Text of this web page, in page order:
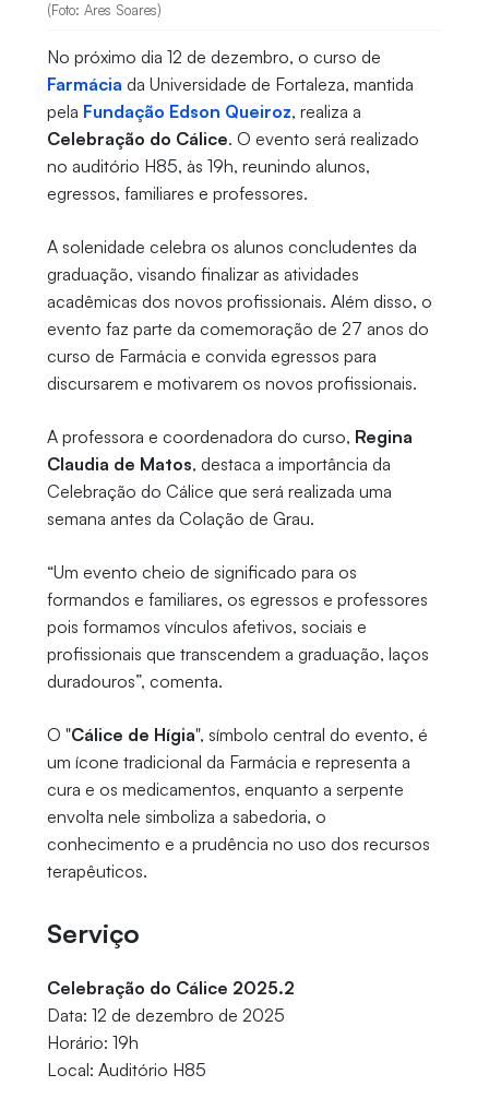
(Foto: Ares Soares)
No próximo dia 12 de dezembro, o curso de
Farmácia da Universidade de Fortaleza, mantida
pela Fundação Edson Queiroz, realiza a
Celebração do Cálice. O evento será realizado
no auditório H85, às 19h, reunindo alunos,
egressos, familiares e professores.
A solenidade celebra os alunos concludentes da
graduação, visando finalizar as atividades
acadêmicas dos novos profissionais. Além disso, o
evento faz parte da comemoração de 27 anos do
curso de Farmácia e convida egressos para
discursarem e motivarem os novos profissionais.
A professora e coordenadora do curso, Regina
Claudia de Matos, destaca a importância da
Celebração do Cálice que será realizada uma
semana antes da Colação de Grau.
“Um evento cheio de significado para os
formandos e familiares, os egressos e professores
pois formamos vínculos afetivos, sociais e
profissionais que transcendem a graduação, laços
duradouros”, comenta.
O "Cálice de Hígia", símbolo central do evento, é
um ícone tradicional da Farmácia e representa a
cura e os medicamentos, enquanto a serpente
envolta nele simboliza a sabedoria, o
conhecimento e a prudência no uso dos recursos
terapêuticos.
Serviço
Celebração do Cálice 2025.2
Data: 12 de dezembro de 2025
Horário: 19h
Local: Auditório H85